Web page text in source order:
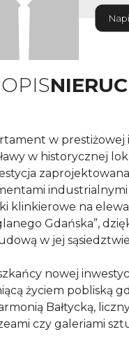
OPIS
w prestiżowej
w historycznej
industrialnymi
klinkierowe na
Gdańska”,
w jej
nowej
życiem pobliską
Bałtycką,
czy galeriami